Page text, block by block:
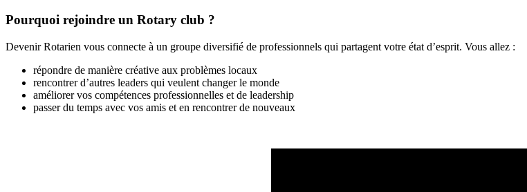
Pourquoi rejoindre un Rotary club ?
Devenir Rotarien vous connecte à un groupe diversifié de professionnels qui partagent votre état d’esprit. Vous allez :
répondre de manière créative aux problèmes locaux
rencontrer d’autres leaders qui veulent changer le monde
améliorer vos compétences professionnelles et de leadership
passer du temps avec vos amis et en rencontrer de nouveaux